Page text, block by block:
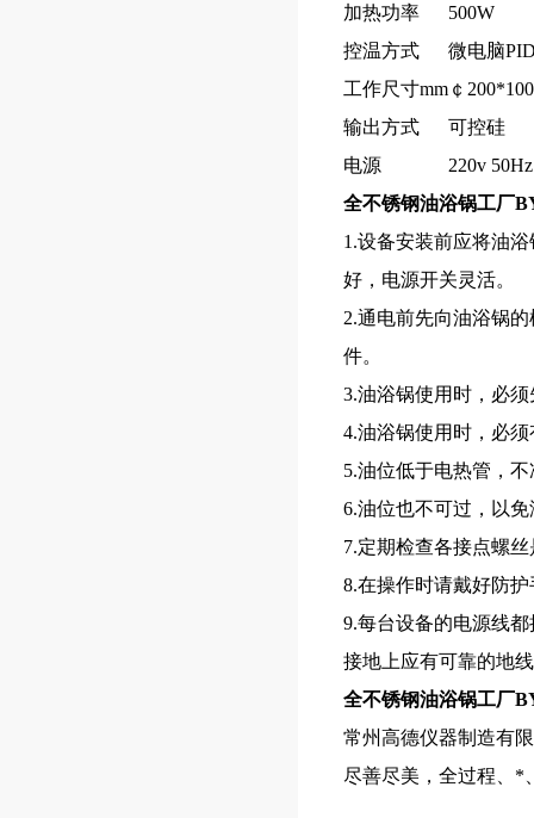
加热功率
500W
控温方式
微电脑
工作尺寸mm ￠
输出方式
可控硅
电源
220v 50Hz
全不锈钢油浴锅工厂
1.设备安装前应将油
好，电源开关灵活。
2.通电前先向油浴锅
件。
3.油浴锅使用时，必
4.油浴锅使用时，必
5.油位低于电热管，
6.油位也不可过，以
7.定期检查各接点螺
8.在操作时请戴好防
9.每台设备的电源线
接地上应有可靠的地
全不锈钢油浴锅工厂
常州高德仪器制造有
尽善尽美，全过程、*